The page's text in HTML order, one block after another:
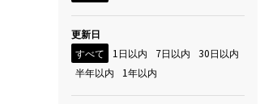
更新日
すべて
1日以内 7日以内
30日以内
半年以内
1年以内